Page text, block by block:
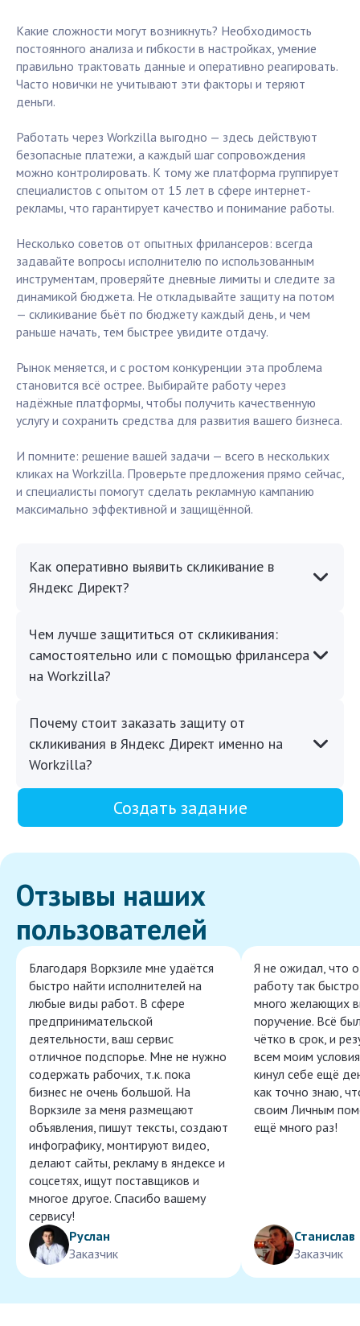
Какие сложности могут возникнуть? Необходимость
постоянного анализа и гибкости в настройках, умение
правильно трактовать данные и оперативно реагировать.
Часто новички не учитывают эти факторы и теряют
деньги.
Работать через Workzilla выгодно — здесь действуют
безопасные платежи, а каждый шаг сопровождения
можно контролировать. К тому же платформа группирует
специалистов с опытом от 15 лет в сфере интернет-
рекламы, что гарантирует качество и понимание работы.
Несколько советов от опытных фрилансеров: всегда
задавайте вопросы исполнителю по использованным
инструментам, проверяйте дневные лимиты и следите за
динамикой бюджета. Не откладывайте защиту на потом
— скликивание бьёт по бюджету каждый день, и чем
раньше начать, тем быстрее увидите отдачу.
Рынок меняется, и с ростом конкуренции эта проблема
становится всё острее. Выбирайте работу через
надёжные платформы, чтобы получить качественную
услугу и сохранить средства для развития вашего бизнеса.
И помните: решение вашей задачи — всего в нескольких
кликах на Workzilla. Проверьте предложения прямо сейчас,
и специалисты помогут сделать рекламную кампанию
максимально эффективной и защищённой.
Как оперативно выявить скликивание в
Яндекс Директ?
Чем лучше защититься от скликивания:
самостоятельно или с помощью фрилансера
на Workzilla?
Почему стоит заказать защиту от
скликивания в Яндекс Директ именно на
Workzilla?
Создать задание
Отзывы наших
пользователей
Благодаря Воркзиле мне удаётся
быстро найти исполнителей на
любые виды работ. В сфере
предпринимательской
деятельности, ваш сервис
отличное подспорье. Мне не нужно
содержать рабочих, т.к. пока
бизнес не очень большой. На
Воркзиле за меня размещают
объявления, пишут тексты, создают
инфографику, монтируют видео,
делают сайты, рекламу в яндексе и
соцсетях, ищут поставщиков и
многое другое. Спасибо вашему
сервису!
Руслан
Заказчик
Я не ожидал, что
работу так
много желающих
поручение. Всё
чётко в срок, и
всем моим
кинул себе ещё
как точно знаю,
своим Личным
ещё много раз!
Станислав
Заказчик